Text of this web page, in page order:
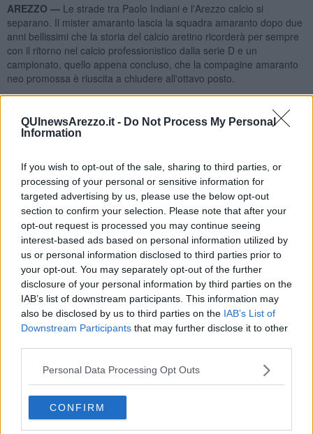
QUInewsArezzo.it - Do Not Process My Personal
Information
If you wish to opt-out of the sale, sharing to third parties, or
processing of your personal or sensitive information for
targeted advertising by us, please use the below opt-out
section to confirm your selection. Please note that after your
opt-out request is processed you may continue seeing
interest-based ads based on personal information utilized by
us or personal information disclosed to third parties prior to
your opt-out. You may separately opt-out of the further
disclosure of your personal information by third parties on the
IAB’s list of downstream participants. This information may
also be disclosed by us to third parties on the IAB’s List of
Downstream Participants that may further disclose it to other
Personal Data Processing Opt Outs
CONFIRM
AREZZO — Le strade tra Paolo Indiani e l'Arezzo calcio si
separano. Il mister amaranto lascia la squadra amaranto dopo due
anni bellissimi che la storia del calcio aretino ricorderà per sempre
con il ritorno nel calcio professionistico dalla serie D e un
campionato, quello appena concluso, che la compagine amaranto
neo promossa è riuscita a chiudere all'ottavo posto.
Paolo Indiani è stato un allenatore pratico riuscendo a centrare gli
obbiettivi fissati ad inizio stagione e andare oltre come nell'ultima
stagione dove da squadra neopromossa ha centrato i playoff.
Mister Indiani ha valorizzato al massimo i suoi giocatori che
categoria ma anzi sono cresciuti dimostrando di saperci stare
benissimo nella categoria.
Chiusa l'era Indiani adesso parte la costruzione di un nuovo
progetto che il Presidente Manzo ha affidato a Nello Cutolo.
“Ringraziamo mister Indiani per il lavoro di questi due anni e per i
risultati sportivi che insieme abbiamo ottenuto -, afferma il
Presidente Guglielmo Manzo -, e gli auguriamo di vero cuore, e
non è una frase fatta, di proseguire nel migliore dei modi la sua già
importante carriera nella quale, ne sono certo, Arezzo
rappresenterà sempre una tappa importante. Sarà adesso il
Direttore Sportivo Nello Cutolo, che abbiamo legato all’Arezzo con
un progetto e un contratto triennale, a indicare la strada da seguire,
supervisione del settore giovanile”, conclude il Presidente
amaranto. Proprio Nello Cutolo chiarisce alcuni aspetti della scelta: